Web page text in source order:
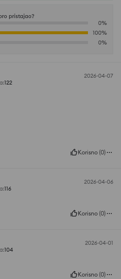
pristajao?
0%
100%
0%
2026-04-07
:122
Korisno (0)
2026-04-06
:116
Korisno (0)
2026-04-01
:104
Korisno (0)